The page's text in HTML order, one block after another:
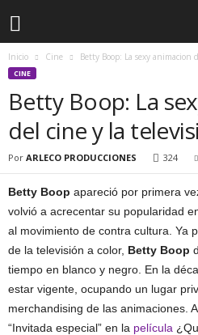
Inicio Cine Betty Boop: La sexy animacion
CINE
Betty Boop: La
del cine y la
Por ARLECO PRODUCCIONES 324
Betty Boop apareció por primera
volvió a acrecentar su popularidad
al movimiento de contra cultura. Ya
de la televisión a color, Betty Boop
tiempo en blanco y negro. En la
estar vigente, ocupando un lugar
merchandising de las animaciones.
“Invitada especial” en la película